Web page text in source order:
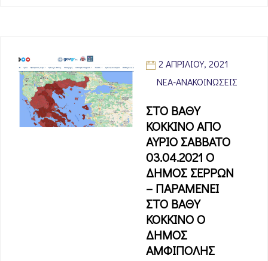
2 ΑΠΡΙΛΊΟΥ, 2021
ΝΈΑ-ΑΝΑΚΟΙΝΏΣΕΙΣ
ΣΤΟ ΒΑΘΥ
ΚΟΚΚΙΝΟ ΑΠΟ
ΑΥΡΙΟ ΣΑΒΒΑΤΟ
03.04.2021 Ο
ΔΗΜΟΣ ΣΕΡΡΩΝ
– ΠΑΡΑΜΕΝΕΙ
ΣΤΟ ΒΑΘΥ
ΚΟΚΚΙΝΟ Ο
ΔΗΜΟΣ
ΑΜΦΙΠΟΛΗΣ